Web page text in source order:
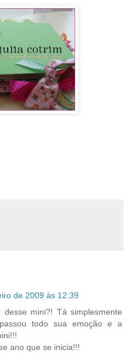
de 2009 às 12:39
mini?! Tá simplesmente
todo sua emoção e a
ano que se inicia!!!